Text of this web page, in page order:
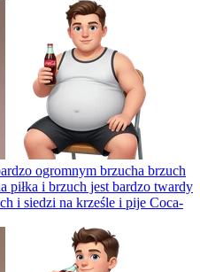
ogromnym brzucha brzuch
piłka i brzuch jest bardzo twardy
i siedzi na krześle i pije Coca-